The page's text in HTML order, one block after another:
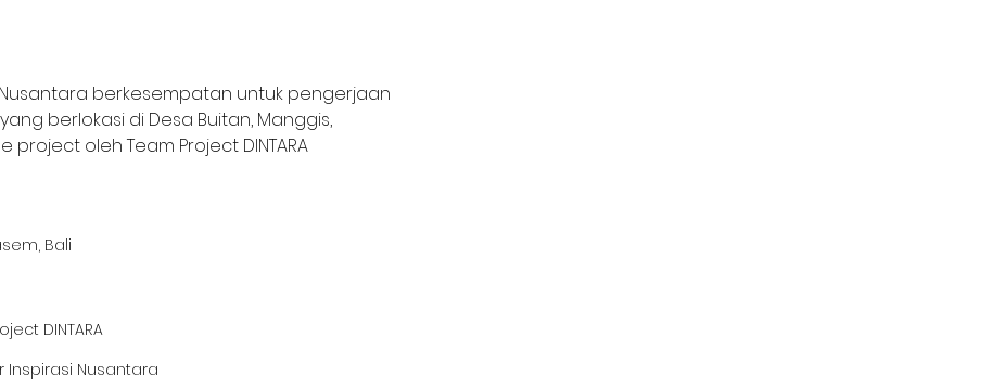
Nusantara berkesempatan untuk pengerjaan
berlokasi di Desa Buitan, Manggis,
project oleh Team Project DINTARA
Bali
DINTARA
Inspirasi Nusantara